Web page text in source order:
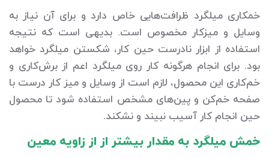
خمکاری میلگرد ظرافت‌هایی خاص دارد و برای آن نیاز به
وسایل و میزکار مخصوص است. بدیهی است که نتیجه
استفاده از ابزار نادرست حین کار، شکستن میلگرد خواهد
بود. برای انجام هرگونه کار روی میلگرد اعم از برش‌کاری و
خم‌کاری این محصول، لازم است از وسایل و میز کار درست با
صفحه خم‌کن و پین‌های مشخص استفاده شود تا محصول
حین انجام کار آسیب نبیند و نشکند.
خمش میلگرد به مقدار بیشتر از از زاویه معین